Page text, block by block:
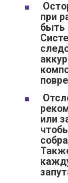
при
быть
или